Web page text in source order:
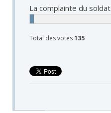
La complainte du soldat
Total des votes135